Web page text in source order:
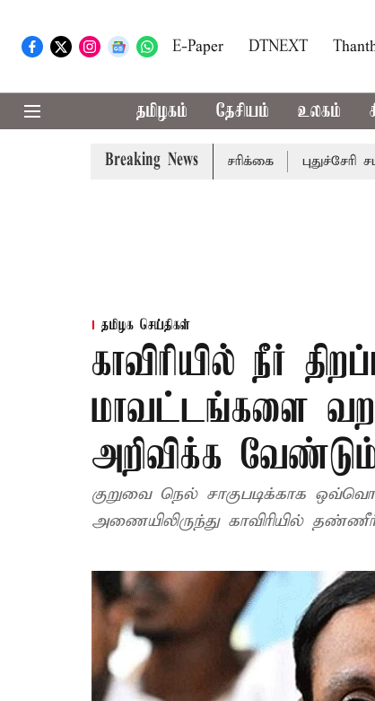
E-Paper DTNEXT
தமிழகம் தேசியம் உலகம்
Breaking News
கன மழை எச்சரிக்கை புதுச்சேரி
தமிழக செய்திகள்
காவிரியில் நீர்
மாவட்டங்களை
அறிவிக்க
குறுவை நெல் சாகுபடிக்காக